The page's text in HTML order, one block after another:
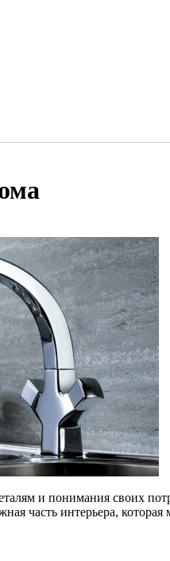
и понимания своих
часть интерьера, которая